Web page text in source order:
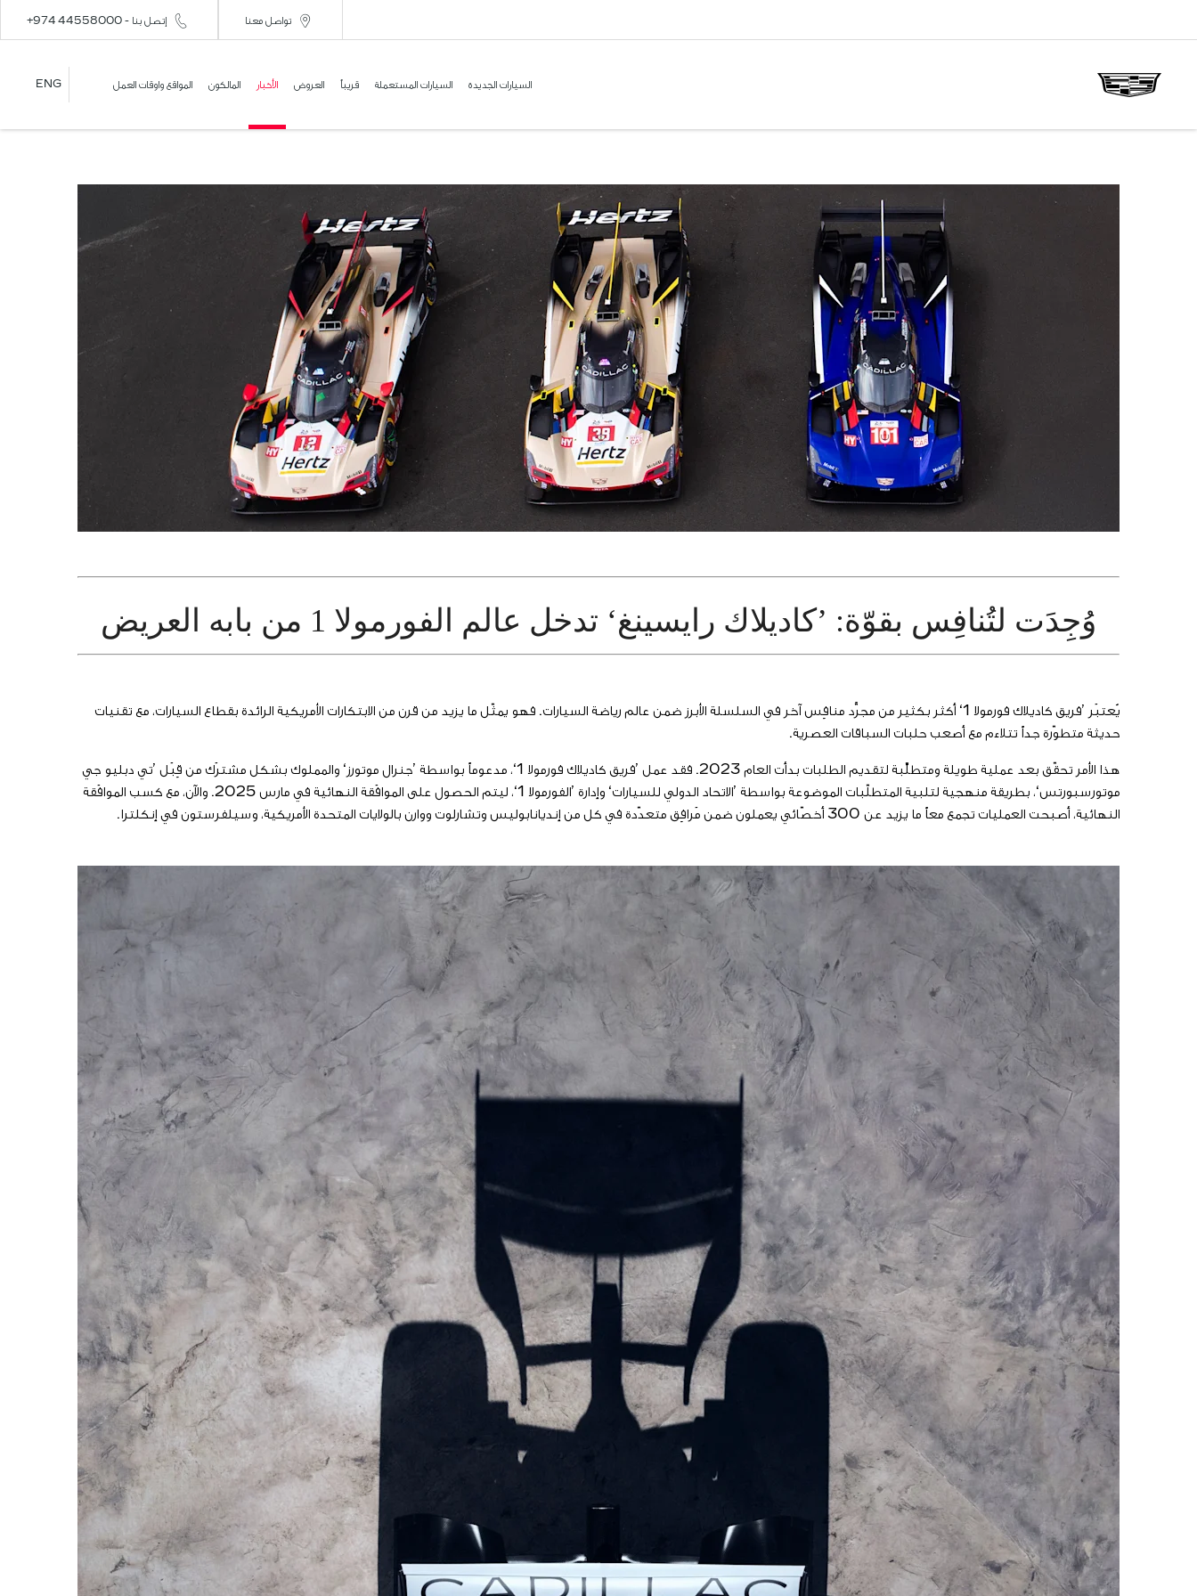
إتصل بنا - 44558000 974+ تواصل معنا
السيارات الجديدة السيارات المستعملة قريباً العروض الأخبار المالكون المواقع واوقات العمل ENG
وُجِدَت لتُنافِس بقوّة: ’كاديلاك رايسينغ‘ تدخل عالم الفورمولا 1 من بابه العريض
يُعتبَر ’فريق كاديلاك فورمولا 1‘ أكثر بكثير من مجرَّد منافِس آخر في السلسلة الأبرز ضمن عالم رياضة السيارات. فهو يمثّل ما يزيد من قرن من الابتكارات الأمريكية الرائدة بقطاع السيارات، مع تقنيات
حديثة متطوّرة جداً تتلاءم مع أصعب حلبات السباقات العصرية.
هذا الأمر تحقّق بعد عملية طويلة ومتطلِّبة لتقديم الطلبات بدأت العام 2023. فقد عمل ’فريق كاديلاك فورمولا 1‘، مدعوماً بواسطة ’جنرال موتورز‘ والمملوك بشكل مشترَك من قِبَل ’تي دبليو جي
موتورسبورتس‘، بطريقة منهجية لتلبية المتطلّبات الموضوعة بواسطة ’الاتحاد الدولي للسيارات‘ وإدارة ’الفورمولا 1‘، ليتم الحصول على الموافَقة النهائية في مارس 2025. والآن، مع كسب الموافَقة
النهائية، أصبحت العمليات تجمع معاً ما يزيد عن 300 أخصّائي يعملون ضمن مَرافِق متعدّدة في كل من إنديانابوليس وتشارلوت ووارن بالولايات المتحدة الأمريكية، وسيلفرستون في إنكلترا.